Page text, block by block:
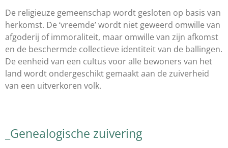
De religieuze gemeenschap wordt gesloten op basis van
herkomst. De ‘vreemde’ wordt niet geweerd omwille van
afgoderij of immoraliteit, maar omwille van zijn afkomst
en de beschermde collectieve identiteit van de ballingen.
De eenheid van een cultus voor alle bewoners van het
land wordt ondergeschikt gemaakt aan de zuiverheid
van een uitverkoren volk.
_Genealogische zuivering